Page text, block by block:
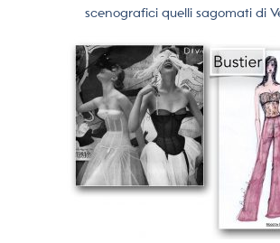
scenografici quelli sagomati di